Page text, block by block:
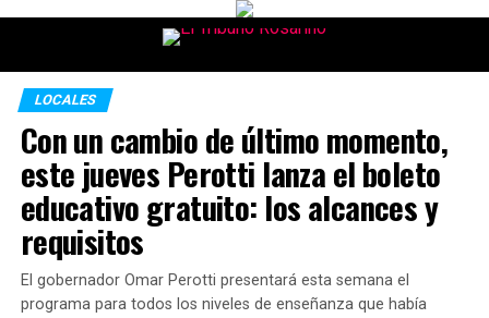
LOCALES
Con un cambio de último momento,
este jueves Perotti lanza el boleto
educativo gratuito: los alcances y
requisitos
El gobernador Omar Perotti presentará esta semana el
programa para todos los niveles de enseñanza que había